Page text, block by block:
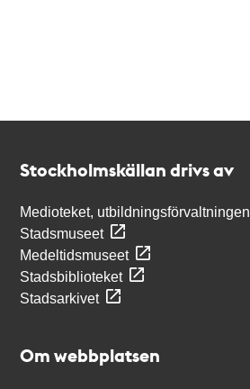
Stockholmskällan drivs av
Medioteket, utbildningsförvaltningen
Stadsmuseet
Medeltidsmuseet
Stadsbiblioteket
Stadsarkivet
Om webbplatsen